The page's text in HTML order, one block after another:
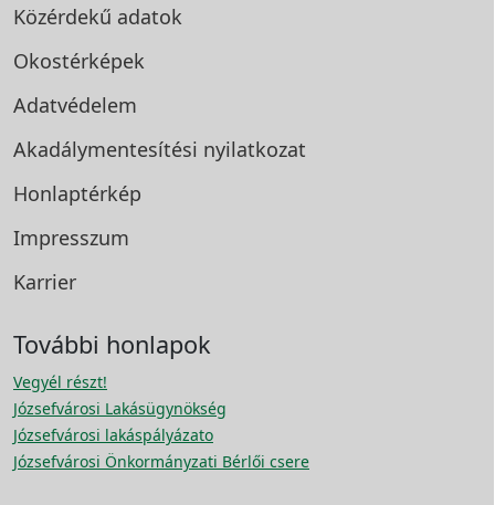
Közérdekű adatok
Okostérképek
Adatvédelem
Akadálymentesítési nyilatkozat
Honlaptérkép
Impresszum
Karrier
További honlapok
Vegyél részt!
Józsefvárosi Lakásügynökség
Józsefvárosi lakáspályázato
Józsefvárosi Önkormányzati Bérlői csere